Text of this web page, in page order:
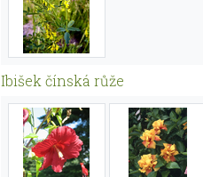
Ibišek čínská růže